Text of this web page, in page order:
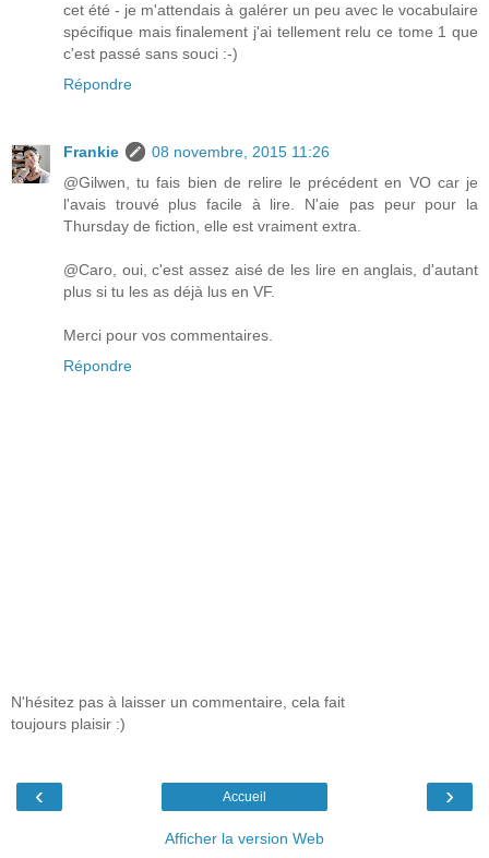
cet été - je m'attendais à galérer un peu avec le vocabulaire
spécifique mais finalement j'ai tellement relu ce tome 1 que
c'est passé sans souci :-)
Répondre
Frankie
08 novembre, 2015 11:26
@Gilwen, tu fais bien de relire le précédent en VO car je
l'avais trouvé plus facile à lire. N'aie pas peur pour la
Thursday de fiction, elle est vraiment extra.
@Caro, oui, c'est assez aisé de les lire en anglais, d'autant
plus si tu les as déjà lus en VF.
Merci pour vos commentaires.
Répondre
N'hésitez pas à laisser un commentaire, cela fait
toujours plaisir :)
‹ ›
Accueil
Afficher la version Web